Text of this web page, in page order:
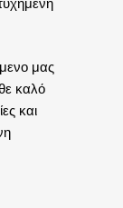
μας
καλό
και